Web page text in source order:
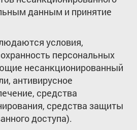
данным и принятие
условия,
персональных
несанкционированный
антивирусное
средства
средства защиты
доступа).